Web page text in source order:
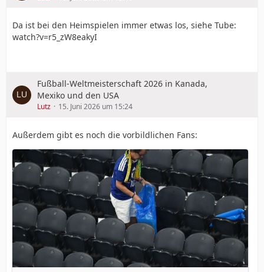
Da ist bei den Heimspielen immer etwas los, siehe Tube:
watch?v=r5_zW8eakyI
Fußball-Weltmeisterschaft 2026 in Kanada,
Mexiko und den USA
Lutz 15. Juni 2026 um 15:24
Außerdem gibt es noch die vorbildlichen Fans: